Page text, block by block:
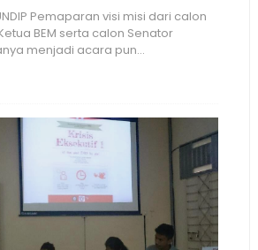
Pemaparan visi misi dari calon
BEM serta calon Senator
menjadi acara pun...